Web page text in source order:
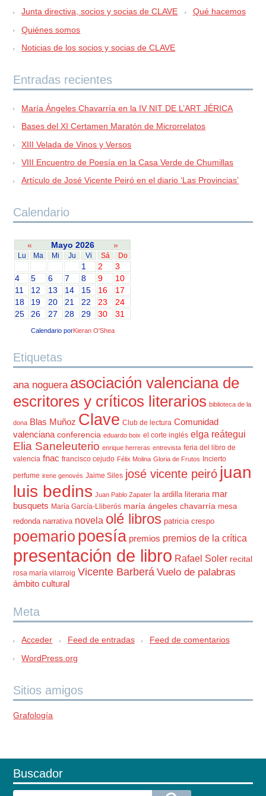
Junta directiva, socios y socias de CLAVE
Qué hacemos
Quiénes somos
Noticias de los socios y socias de CLAVE
Entradas recientes
María Ángeles Chavarría en la IV NIT DE L’ART JÉRICA
Bases del XI Certamen Maratón de Microrrelatos
XIII Velada de Vinos y Versos
VIII Encuentro de Poesía en la Casa Verde de Chumillas
Artículo de José Vicente Peiró en el diario ‘Las Provincias’
Calendario
« Mayo 2026 »
Lu Ma Mi Ju Vi Sá Do
1 2
3
4
5 6 7 8 9
10
11
12 13 14 15 16
17
18
19 20 21 22 23
24
25
26 27 28 29 30 31
Calendario porKieran O'Shea
Etiquetas
ana noguera asociación valenciana de
escritores y críticos literarios biblioteca de la
dona Blas Muñoz Clave Club de lectura Comunidad
valenciana conferencia eduardo boix el corte inglés elga reátegui
Elia Saneleuterio enrique herreras entrevista feria del libro de
valencia fnac francisco cejudo Félix Molina Gloria de Frutos Incierto
perfume irene genovés Jaime Siles josé vicente peiró juan
luis bedins Juan Pablo Zapater la ardilla literaria mar
busquets María García-Lliberós maría ángeles chavarría mesa
redonda narrativa novela olé libros patricia crespo
poemario poesía premios premios de la crítica
presentación de libro Rafael Soler recital
rosa maría vilarroig Vicente Barberá Vuelo de palabras
ámbito cultural
Meta
Acceder Feed de entradas
Feed de comentarios
WordPress.org
Sitios amigos
Grafología
Buscador